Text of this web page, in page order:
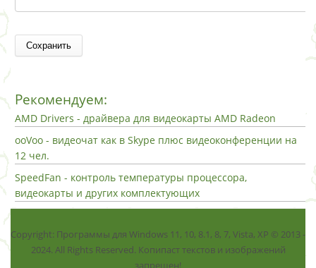
Рекомендуем:
AMD Drivers - драйвера для видеокарты AMD Radeon
ooVoo - видеочат как в Skype плюс видеоконференции на
12 чел.
SpeedFan - контроль температуры процессора,
видеокарты и других комплектующих
Copyright: Программы для Windows 11, 10, 8.1, 8, 7, Vista, ХР © 2013 -
2024. All Rights Reserved. Копипаст текстов и изображений
запрещен!